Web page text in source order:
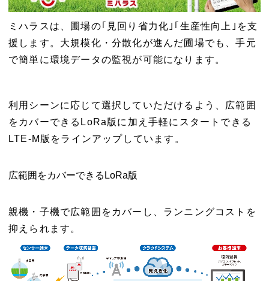
ミハラスは、圃場の｢見回り省力化｣｢生産性向上｣を支
援します。大規模化・分散化が進んだ圃場でも、手元
で簡単に環境データの監視が可能になります。
利用シーンに応じて選択していただけるよう、広範囲
をカバーできるLoRa版に加え手軽にスタートできる
LTE-M版をラインアップしています。
広範囲をカバーできるLoRa版
親機・子機で広範囲をカバーし、ランニングコストを
抑えられます。